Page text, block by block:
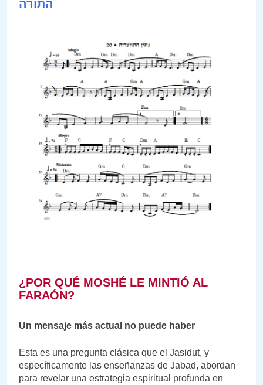
התורה
¿POR QUÉ MOSHÉ LE MINTIÓ AL
FARAÓN?
Un mensaje más actual no puede haber
Esta es una pregunta clásica que el Jasidut, y
específicamente las enseñanzas de Jabad, abordan
para revelar una estrategia espiritual profunda en